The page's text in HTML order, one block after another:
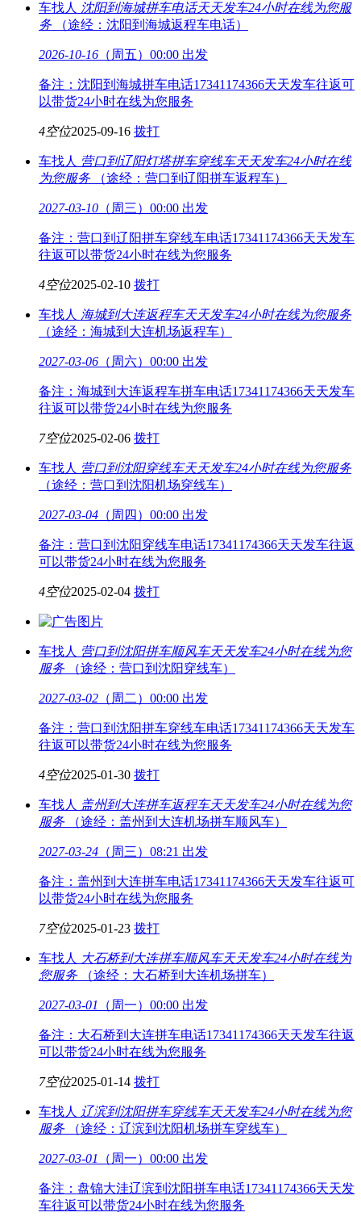
车找人 沈阳到海城拼车电话天天发车24小时在线为您服
务
（途经：沈阳到海城返程车电话）
2026-10-16 （周五）00:00 出发
备注：沈阳到海城拼车电话17341174366天天发车往返可
以带货24小时在线为您服务
4空位2025-09-16 拨打
车找人 营口到辽阳灯塔拼车穿线车天天发车24小时在线
为您服务
（途经：营口到辽阳拼车返程车）
2027-03-10 （周三）00:00 出发
备注：营口到辽阳拼车穿线车电话17341174366天天发车
往返可以带货24小时在线为您服务
4空位2025-02-10 拨打
车找人 海城到大连返程车天天发车24小时在线为您服务
（途经：海城到大连机场返程车）
2027-03-06 （周六）00:00 出发
备注：海城到大连返程车拼车电话17341174366天天发车
往返可以带货24小时在线为您服务
7空位2025-02-06 拨打
车找人 营口到沈阳穿线车天天发车24小时在线为您服务
（途经：营口到沈阳机场穿线车）
2027-03-04 （周四）00:00 出发
备注：营口到沈阳穿线车电话17341174366天天发车往返
可以带货24小时在线为您服务
4空位2025-02-04 拨打
车找人 营口到沈阳拼车顺风车天天发车24小时在线为您
服务
（途经：营口到沈阳穿线车）
2027-03-02 （周二）00:00 出发
备注：营口到沈阳拼车穿线车电话17341174366天天发车
往返可以带货24小时在线为您服务
4空位2025-01-30 拨打
车找人 盖州到大连拼车返程车天天发车24小时在线为您
服务
（途经：盖州到大连机场拼车顺风车）
2027-03-24 （周三）08:21 出发
备注：盖州到大连拼车电话17341174366天天发车往返可
以带货24小时在线为您服务
7空位2025-01-23 拨打
车找人 大石桥到大连拼车顺风车天天发车24小时在线为
您服务
（途经：大石桥到大连机场拼车）
2027-03-01 （周一）00:00 出发
备注：大石桥到大连拼车电话17341174366天天发车往返
可以带货24小时在线为您服务
7空位2025-01-14 拨打
车找人 辽滨到沈阳拼车穿线车天天发车24小时在线为您
服务
（途经：辽滨到沈阳机场拼车穿线车）
2027-03-01 （周一）00:00 出发
备注：盘锦大洼辽滨到沈阳拼车电话17341174366天天发
车往返可以带货24小时在线为您服务